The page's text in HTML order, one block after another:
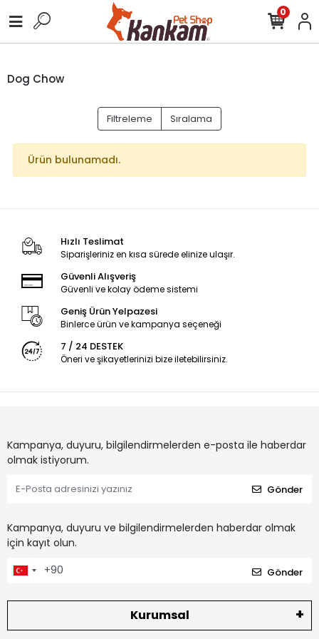
0
Dog Chow
Filtreleme Sıralama
Ürün bulunamadı.
Hızlı Teslimat
Siparişleriniz en kısa sürede elinize ulaşır.
Güvenli Alışveriş
Güvenli ve kolay ödeme sistemi
Geniş Ürün Yelpazesi
Binlerce ürün ve kampanya seçeneği
7 / 24 DESTEK
Öneri ve şikayetlerinizi bize iletebilirsiniz.
Kampanya, duyuru, bilgilendirmelerden e-posta ile haberdar
olmak istiyorum.
Gönder
Kampanya, duyuru ve bilgilendirmelerden haberdar olmak
için kayıt olun.
Gönder
Kurumsal